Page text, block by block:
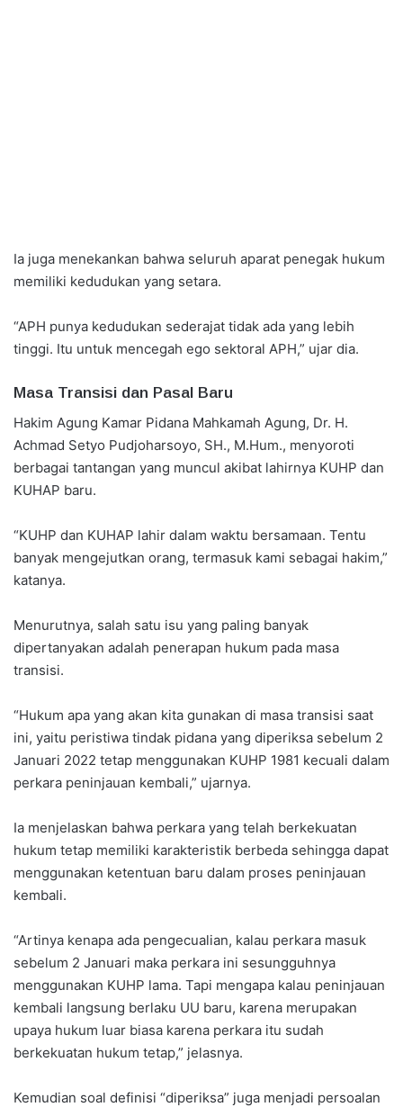
Ia juga menekankan bahwa seluruh aparat penegak hukum
memiliki kedudukan yang setara.
“APH punya kedudukan sederajat tidak ada yang lebih
tinggi. Itu untuk mencegah ego sektoral APH,” ujar dia.
Masa Transisi dan Pasal Baru
Hakim Agung Kamar Pidana Mahkamah Agung, Dr. H.
Achmad Setyo Pudjoharsoyo, SH., M.Hum., menyoroti
berbagai tantangan yang muncul akibat lahirnya KUHP dan
KUHAP baru.
“KUHP dan KUHAP lahir dalam waktu bersamaan. Tentu
banyak mengejutkan orang, termasuk kami sebagai hakim,”
katanya.
Menurutnya, salah satu isu yang paling banyak
dipertanyakan adalah penerapan hukum pada masa
transisi.
“Hukum apa yang akan kita gunakan di masa transisi saat
ini, yaitu peristiwa tindak pidana yang diperiksa sebelum 2
Januari 2022 tetap menggunakan KUHP 1981 kecuali dalam
perkara peninjauan kembali,” ujarnya.
Ia menjelaskan bahwa perkara yang telah berkekuatan
hukum tetap memiliki karakteristik berbeda sehingga dapat
menggunakan ketentuan baru dalam proses peninjauan
kembali.
“Artinya kenapa ada pengecualian, kalau perkara masuk
sebelum 2 Januari maka perkara ini sesungguhnya
menggunakan KUHP lama. Tapi mengapa kalau peninjauan
kembali langsung berlaku UU baru, karena merupakan
upaya hukum luar biasa karena perkara itu sudah
berkekuatan hukum tetap,” jelasnya.
Kemudian soal definisi “diperiksa” juga menjadi persoalan